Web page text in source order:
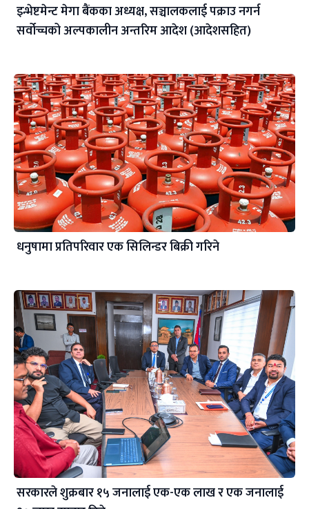
इन्भेष्टमेन्ट मेगा बैंकका अध्यक्ष, सञ्चालकलाई पक्राउ नगर्न
सर्वोच्चको अल्पकालीन अन्तरिम आदेश (आदेशसहित)
धनुषामा प्रतिपरिवार एक सिलिन्डर बिक्री गरिने
सरकारले शुक्रबार १५ जनालाई एक-एक लाख र एक जनालाई